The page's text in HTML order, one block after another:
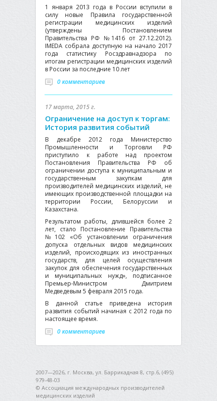
1 января 2013 года в России вступили в
силу новые Правила государственной
регистрации медицинских изделий
(утверждены Постановлением
Правительства РФ №1416 от 27.12.2012).
IMEDA собрала доступную на начало 2017
года статистику Росздравнадзора по
итогам регистрации медицинских изделий
в России за последние 10 лет
0 комментариев
17 марта, 2015 г.
Ограничение на доступ к торгам:
История развития событий
В декабре 2012 года Министерство
Промышленности и Торговли РФ
приступило к работе над проектом
Постановления Правительства РФ об
ограничении доступа к муниципальным и
государственным закупкам для
производителей медицинских изделий, не
имеющих производственной площадки на
территории России, Белоруссии и
Казахстана.
Результатом работы, длившейся более 2
лет, стало Постановление Правительства
№102 «Об установлении ограничения
допуска отдельных видов медицинских
изделий, происходящих из иностранных
государств, для целей осуществления
закупок для обеспечения государственных
и муниципальных нужд», подписанное
Премьер-Министром Дмитрием
Медведевым 5 февраля 2015 года.
В данной статье приведена история
развития событий начиная с 2012 года по
настоящее время.
0 комментариев
2007—2026, г. Москва, ул. Баррикадная 8, стр.6, (495)
979-48-03
© Ассоциация международных производителей
медицинских изделий